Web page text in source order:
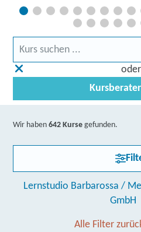
oder
Wir haben642 Kurse gefunden.
Lernstudio Barbarossa /
GmbH
Alle Filter